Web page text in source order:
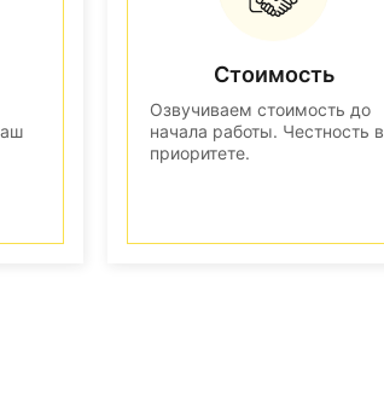
Стоимость
Озвучиваем стоимость до
начала работы. Честность в
приоритете.